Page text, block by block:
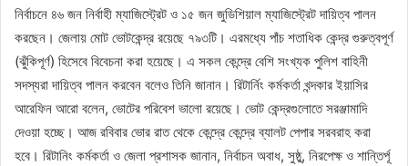
নির্বাচনে ৪৬ জন নির্বাহী ম্যাজিস্ট্রেট ও ১৫ জন জুডিশিয়াল ম্যাজিস্ট্রেট দায়িত্ব পালন
করছেন। জেলায় মোট ভোটকেন্দ্র রয়েছে ৭৯৩টি। এরমধ্যে পাঁচ শতাধিক কেন্দ্র গুরুত্বপূর্ণ
(ঝুঁকিপূর্ণ) হিসেবে বিবেচনা করা হয়েছে। এ সকল কেন্দ্রে বেশি সংখ্যক পুলিশ বাহিনী
সদস্যরা দায়িত্ব পালন করবেন বলেও তিনি জানান। রিটার্নিং কর্মকর্তা খন্দকার ইয়াসির
আরেফিন আরো বলেন, ভোটের পরিবেশ ভালো রয়েছে। ভোট কেন্দ্রগুলোতে সরঞ্জামাদি
দেওয়া হচ্ছে। আজ রবিবার ভোর রাত থেকে কেন্দ্রে কেন্দ্রে ব্যালট পেপার সরবরাহ করা
হবে। রিটানিং কর্মকর্তা ও জেলা প্রশাসক জানান, নির্বাচন অবাধ, সুষ্ঠু, নিরপেক্ষ ও শান্তির্পূ